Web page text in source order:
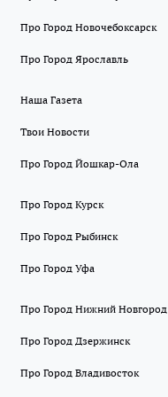
Про Город Новочебоксарск
Про Город Ярославль
Наша Газета
Твои Новости
Про Город Йошкар-Ола
Про Город Курск
Про Город Рыбинск
Про Город Уфа
Про Город Нижний Новгород
Про Город Дзержинск
Про Город Владивосток